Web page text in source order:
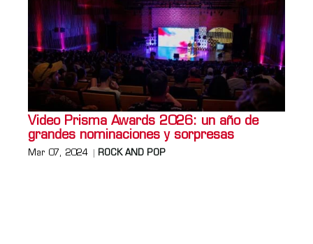
Video Prisma Awards 2026: un año de
grandes nominaciones y sorpresas
Mar 07, 2024 ROCK AND POP